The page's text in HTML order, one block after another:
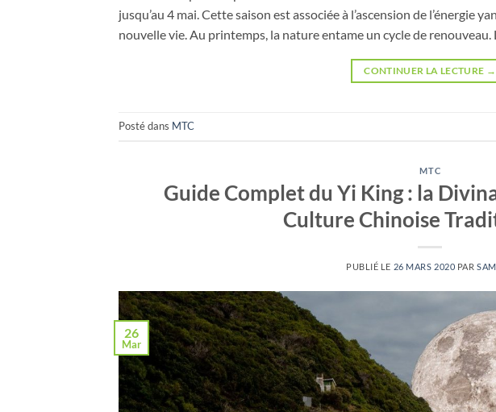
jusqu’au 4 mai. Cette saison est associée à l’ascension de l’énergie
nouvelle vie. Au printemps, la nature entame un cycle de
CONTINUER LA LECTURE →
Posté dans MTC
MTC
Guide Complet du Yi King : la
Culture Chinoise
PUBLIÉ LE 26 MARS 2020 PAR
26
Mar